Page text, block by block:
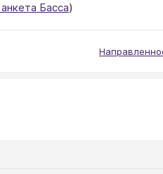
Басса)